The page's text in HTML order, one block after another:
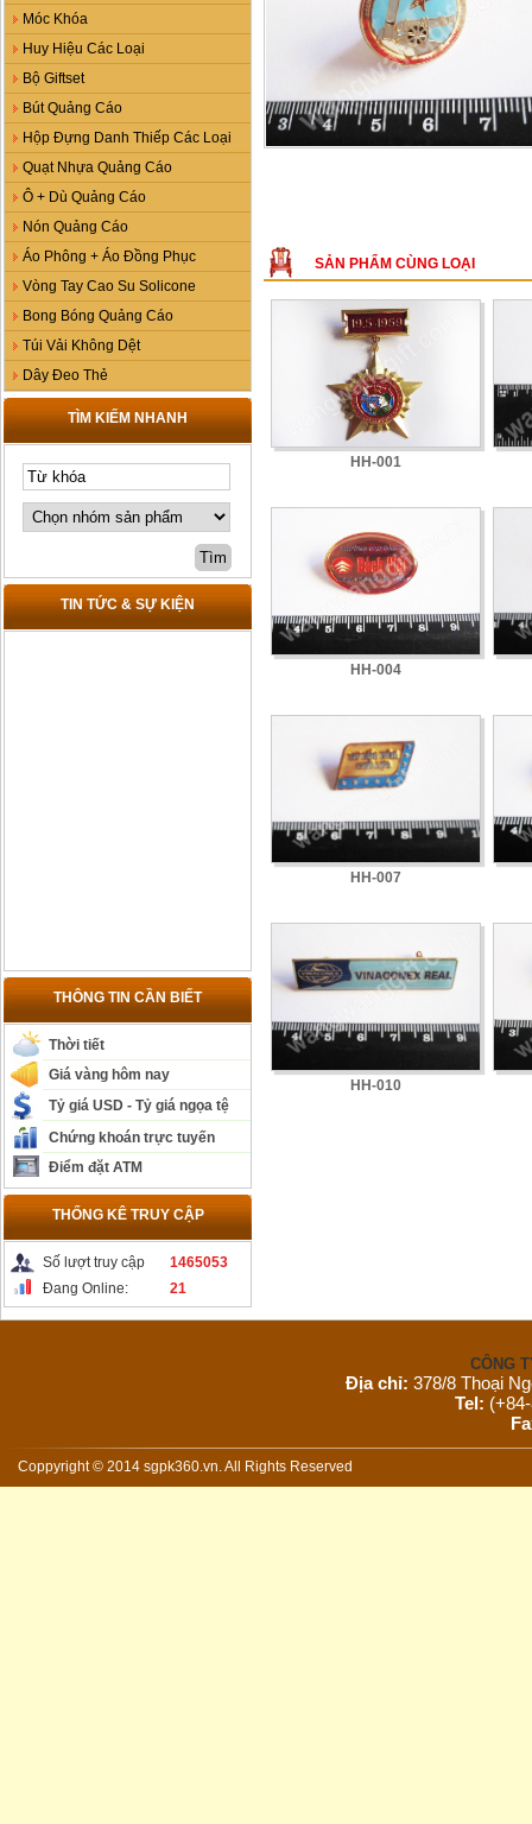
Móc Khóa
Huy Hiệu Các Loại
Bộ Giftset
Bút Quảng Cáo
Hộp Đựng Danh Thiếp Các Loại
Quạt Nhựa Quảng Cáo
Ô + Dù Quảng Cáo
Nón Quảng Cáo
Áo Phông + Áo Đồng Phục
Vòng Tay Cao Su Solicone
Bong Bóng Quảng Cáo
Túi Vải Không Dệt
Dây Đeo Thẻ
TÌM KIẾM NHANH
TIN TỨC & SỰ KIỆN
THÔNG TIN CẦN BIẾT
Thời tiết
Giá vàng hôm nay
Tỷ giá USD - Tỷ giá ngọa tệ
Chứng khoán trực tuyến
Điểm đặt ATM
THỐNG KÊ TRUY CẬP
Số lượt truy cập
1465053
Đang Online:
21
SẢN PHẨM CÙNG LOẠI
HH-001
HH-004
HH-007
HH-010
CÔNG
Địa chỉ: 378/8 Thoại
Tel:
Email:
Coppyright © 2014 sgpk360.vn. All Rights Reserved